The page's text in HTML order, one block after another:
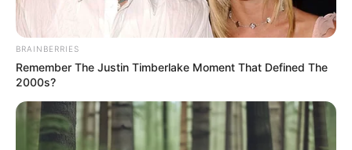
BRAINBERRIES
Remember The Justin Timberlake Moment That Defined The
2000s?